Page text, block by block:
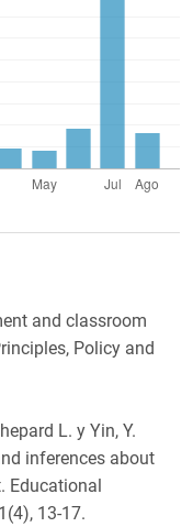
and classroom
Policy and
L. y Yin, Y.
inferences about
Educational
13-17.